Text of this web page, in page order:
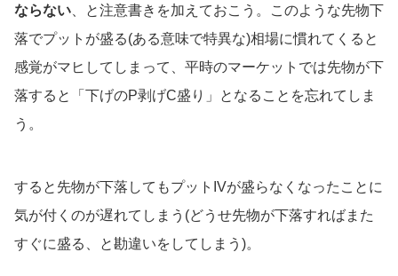
ならない 、と注意書きを加えておこう。このような先物下
落でプットが盛る(ある意味で特異な)相場に慣れてくると
感覚がマヒしてしまって、平時のマーケットでは先物が下
落すると「下げのP剥げC盛り」となることを忘れてしま
う。
すると先物が下落してもプットIVが盛らなくなったことに
気が付くのが遅れてしまう(どうせ先物が下落すればまた
すぐに盛る、と勘違いをしてしまう)。